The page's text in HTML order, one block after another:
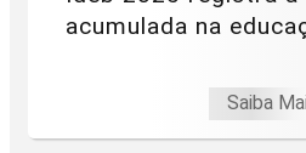
acumulada na
Saiba